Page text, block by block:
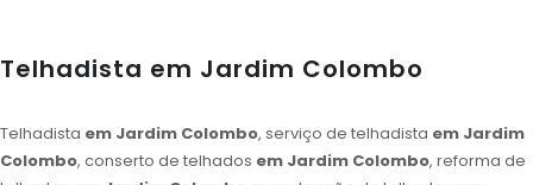
Telhadista em Jardim Colombo
Telhadista em Jardim Colombo, serviço de telhadista em Jardim
Colombo, conserto de telhados em Jardim Colombo, reforma de